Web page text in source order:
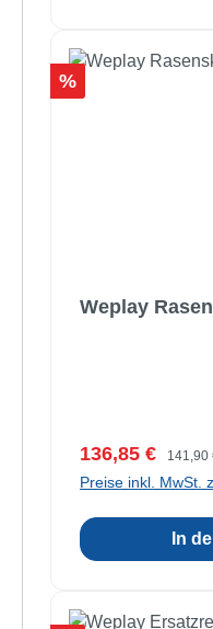
Rabatt
%
Weplay
Verkaufspreis:
136,85 € 141,90
Preise inkl. MwSt.
In